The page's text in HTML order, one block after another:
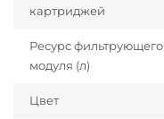
картриджей
Ресурс фильтрующего
модуля (л)
Цвет